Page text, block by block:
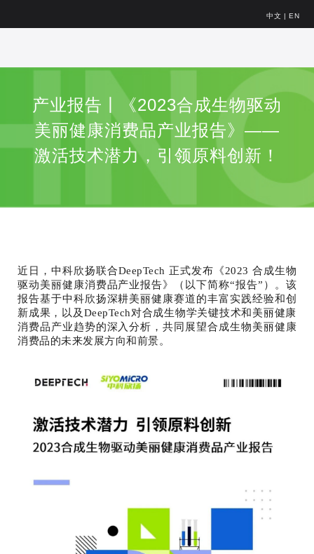
中文 | EN
产业报告丨《2023合成生物驱动
美丽健康消费品产业报告》——
激活技术潜力，引领原料创新！
近日，中科欣扬联合DeepTech 正式发布《2023 合成生物
驱动美丽健康消费品产业报告》（以下简称“报告”）。该
报告基于中科欣扬深耕美丽健康赛道的丰富实践经验和创
新成果，以及DeepTech对合成生物学关键技术和美丽健康
消费品产业趋势的深入分析，共同展望合成生物美丽健康
消费品的未来发展方向和前景。